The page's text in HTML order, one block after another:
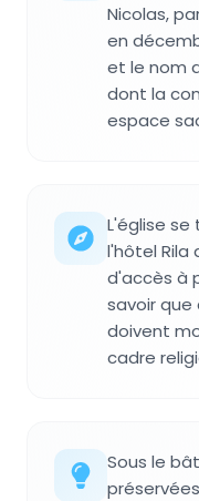
Nicolas,
en
et le nom
dont la
espace
L'église se
l'hôtel
d'accès à
savoir
doivent
cadre
Sous le